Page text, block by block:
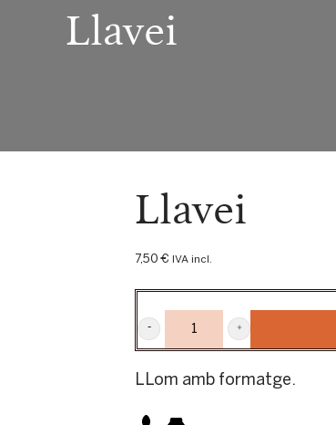
Llavei
Llavei
7,50 € IVA incl.
LLAVEI
QUANTITY
LLom amb formatge.